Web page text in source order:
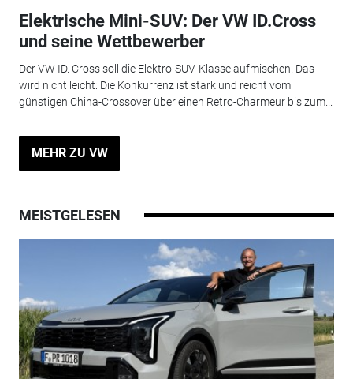
Elektrische Mini-SUV: Der VW ID.Cross
und seine Wettbewerber
Der VW ID. Cross soll die Elektro-SUV-Klasse aufmischen. Das
wird nicht leicht: Die Konkurrenz ist stark und reicht vom
günstigen China-Crossover über einen Retro-Charmeur bis zum...
MEHR ZU VW
MEISTGELESEN